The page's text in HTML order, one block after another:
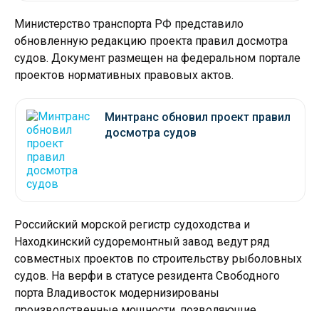
Министерство транспорта РФ представило
обновленную редакцию проекта правил досмотра
судов. Документ размещен на федеральном портале
проектов нормативных правовых актов.
Минтранс обновил проект правил
досмотра судов
Российский морской регистр судоходства и
Находкинский судоремонтный завод ведут ряд
совместных проектов по строительству рыболовных
судов. На верфи в статусе резидента Свободного
порта Владивосток модернизированы